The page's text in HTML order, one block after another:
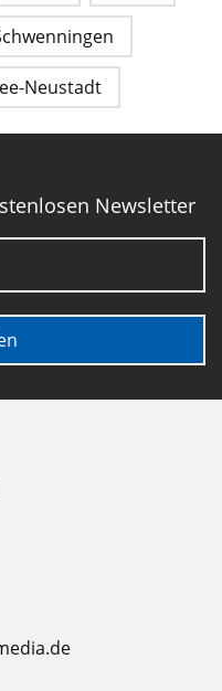
Neustadt
Newsletter